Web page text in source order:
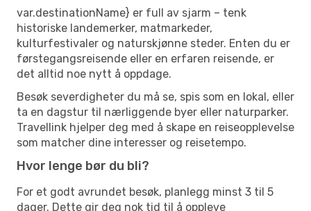
var.destinationName} er full av sjarm – tenk
historiske landemerker, matmarkeder,
kulturfestivaler og naturskjønne steder. Enten du er
førstegangsreisende eller en erfaren reisende, er
det alltid noe nytt å oppdage.
Besøk severdigheter du må se, spis som en lokal, eller
ta en dagstur til nærliggende byer eller naturparker.
Travellink hjelper deg med å skape en reiseopplevelse
som matcher dine interesser og reisetempo.
Hvor lenge bør du bli?
For et godt avrundet besøk, planlegg minst 3 til 5
dager. Dette gir deg nok tid til å oppleve